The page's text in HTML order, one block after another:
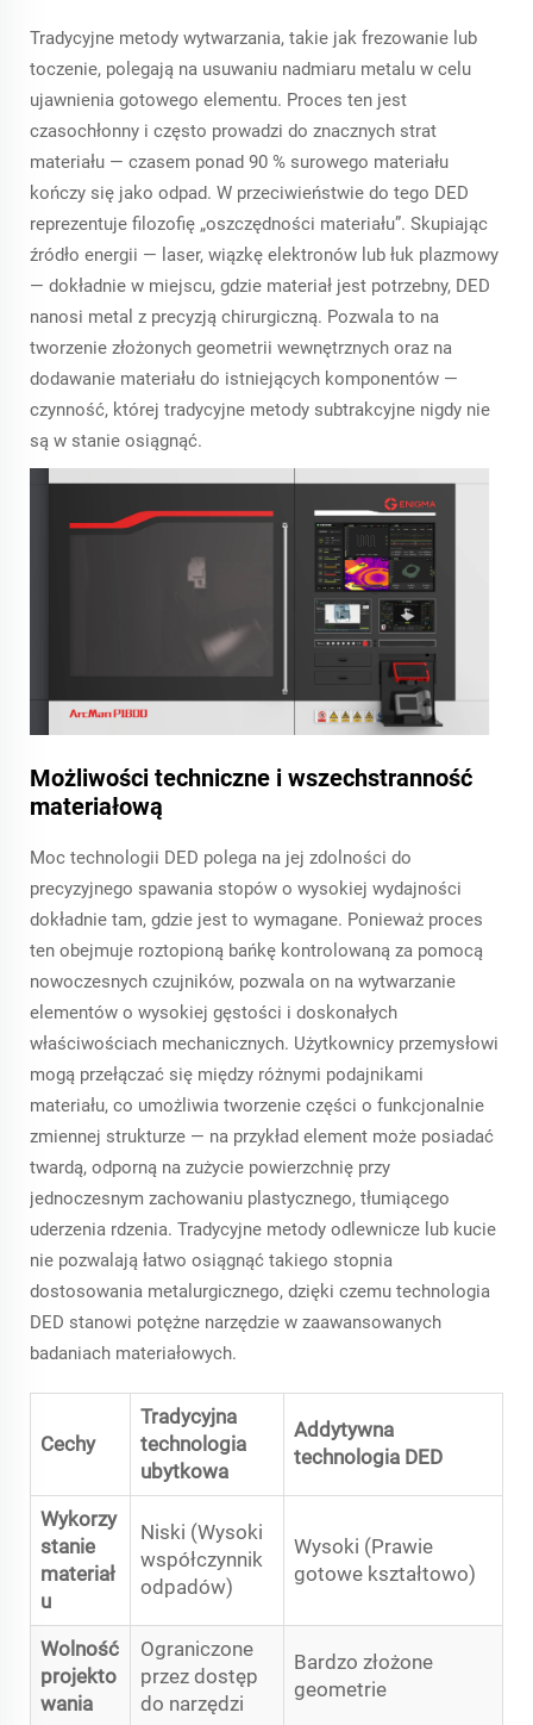
Tradycyjne metody wytwarzania, takie jak frezowanie lub
toczenie, polegają na usuwaniu nadmiaru metalu w celu
ujawnienia gotowego elementu. Proces ten jest
czasochłonny i często prowadzi do znacznych strat
materiału — czasem ponad 90 % surowego materiału
kończy się jako odpad. W przeciwieństwie do tego DED
reprezentuje filozofię „oszczędności materiału”. Skupiając
źródło energii — laser, wiązkę elektronów lub łuk plazmowy
— dokładnie w miejscu, gdzie materiał jest potrzebny, DED
nanosi metal z precyzją chirurgiczną. Pozwala to na
tworzenie złożonych geometrii wewnętrznych oraz na
dodawanie materiału do istniejących komponentów —
czynność, której tradycyjne metody subtrakcyjne nigdy nie
są w stanie osiągnąć.
Możliwości techniczne i wszechstranność
materiałową
Moc technologii DED polega na jej zdolności do
precyzyjnego spawania stopów o wysokiej wydajności
dokładnie tam, gdzie jest to wymagane. Ponieważ proces
ten obejmuje roztopioną bańkę kontrolowaną za pomocą
nowoczesnych czujników, pozwala on na wytwarzanie
elementów o wysokiej gęstości i doskonałych
właściwościach mechanicznych. Użytkownicy przemysłowi
mogą przełączać się między różnymi podajnikami
materiału, co umożliwia tworzenie części o funkcjonalnie
zmiennej strukturze — na przykład element może posiadać
twardą, odporną na zużycie powierzchnię przy
jednoczesnym zachowaniu plastycznego, tłumiącego
uderzenia rdzenia. Tradycyjne metody odlewnicze lub kucie
nie pozwalają łatwo osiągnąć takiego stopnia
dostosowania metalurgicznego, dzięki czemu technologia
DED stanowi potężne narzędzie w zaawansowanych
badaniach materiałowych.
Cechy
Tradycyjna
technologia
ubytkowa
Addytywna
technologia DED
Wykorzy
stanie
materiał
u
Niski (Wysoki
współczynnik
odpadów)
Wysoki (Prawie
gotowe kształtowo)
Wolność
projekto
wania
Ograniczone
przez dostęp
do narzędzi
Bardzo złożone
geometrie